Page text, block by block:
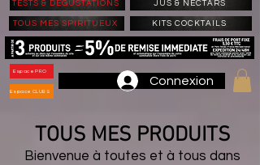
TESTS & DEGUSTATIONS JUS & NECTARS
TOUS MES SPIRITUEUX KITS COCKTAILS
Espace PRO
Espace CLUBS
Connexion
TOUS MES PRODUITS
Bienvenue à toutes et à tous dans